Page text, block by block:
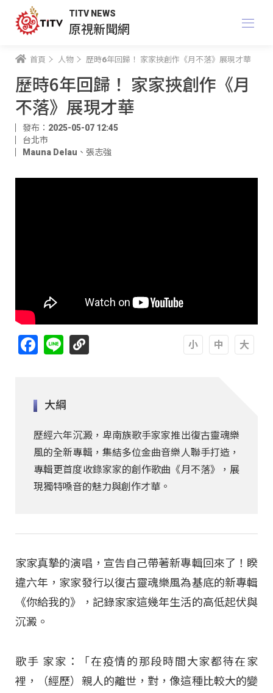
TITV NEWS
原視新聞網
首頁 人物 歷時6年回歸！ 家家挾創作《月不落》展現才華
歷時6年回歸！ 家家挾創作《月
不落》展現才華
發布：2025-05-07 12:45
台北市
Mauna Delau 、 張志強
Facebook
Line
大綱
歷經六年沉澱，卑南族歌手家家推出復古靈魂樂
風的全新專輯，集結多位金曲音樂人聯手打造，
專輯更首度收錄家家的創作歌曲《月不落》，展
現獨特嗓音的魅力與創作才華。
家家真摯的演唱，宣告自己帶著新專輯回來了！睽
違六年，家家發行以復古靈魂樂風為基底的新專輯
《你給我的》，記錄家家這幾年生活的高低起伏與
沉澱。
歌手 家家：「在疫情的那段時間大家都待在家
裡，（經歷）親人的離世，對，像這種比較大的變